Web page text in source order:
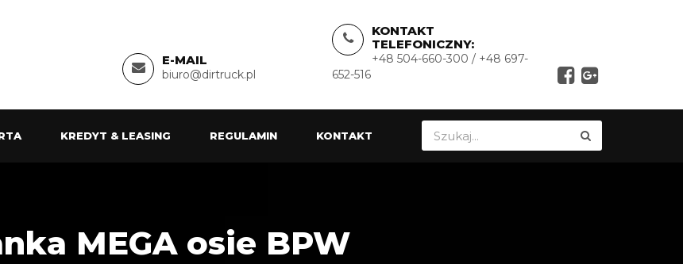
E-MAIL
biuro@dirtruck.pl
KONTAKT
TELEFONICZNY:
+48 504-660-300 / +48 697-
652-516
KREDYT & LEASING REGULAMIN KONTAKT
MEGA osie BPW